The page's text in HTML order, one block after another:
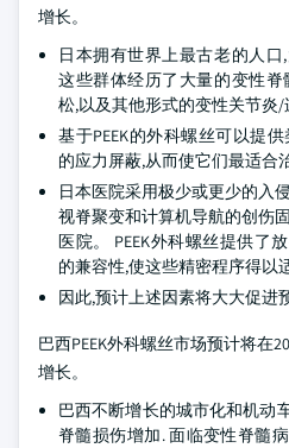
增长。
日本拥有世界上最古老的人口
这些群体经历了大量的变性
松,以及其他形式的变性关节炎/
基于PEEK的外科螺丝可以提
的应力屏蔽,从而使它们最适合
日本医院采用极少或更少的入
视脊聚变和计算机导航的创伤
医院。 PEEK外科螺丝提供了
的兼容性,使这些精密程序得以
因此,预计上述因素将大大促进
巴西PEEK外科螺丝市场预计将在
增长。
巴西不断增长的城市化和机动
脊髓损伤增加. 面临变性脊髓